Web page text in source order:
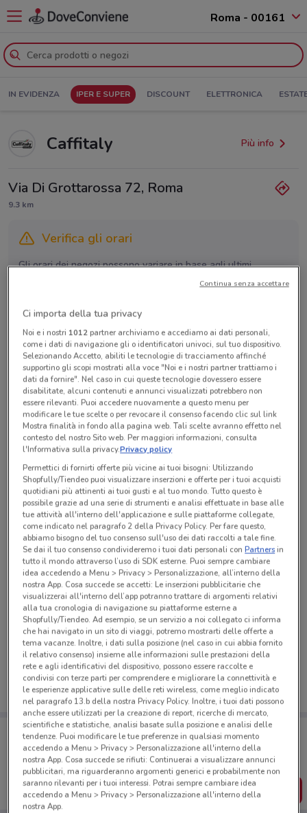
Roma - 00161
IN EVIDENZA IPER E SUPER DISCOUNT ELETTRONICA
Caffitaly Più info
Via Di Grottarossa 72, Roma
9.3 km
Verifica gli orari
Gli orari dei negozi possono variare in base agli ultimi
provvedimenti regionali o nazionali. Verifica l’accuratezza
Chiama il negozio
Lunedì n.d.
Martedì n.d.
Mercoledì n.d.
Giovedì n.d.
Venerdì n.d.
Sabato n.d.
Domenica n.d.
06 31076355
Tutte le promozioni di questo negozio
Ci dispiace, al momento non abbiamo pubblicato
volantini nella tua zona. Riprova più tardi.
Porta DoveConviene sempre con te!
Puoi trovare le migliori offerte dei negozi vicino a te,
salvarle e creare la tua lista del risparmio, comodamente
dal tuo cellulare.
SCARICA L’APP
Ci importa della tua privacy
Noi e i nostri 1012partner archiviamo e accediamo ai dati personali,
come i dati di navigazione gli o identificatori univoci, sul tuo dispositivo.
Selezionando Accetto, abiliti le tecnologie di tracciamento affinché
supportino gli scopi mostrati alla voce "Noi e i nostri partner trattiamo i
dati da fornire". Nel caso in cui queste tecnologie dovessero essere
disabilitate, alcuni contenuti e annunci visualizzati potrebbero non
essere rilevanti. Puoi accedere nuovamente a questo menu per
modificare le tue scelte o per revocare il consenso facendo clic sul link
Mostra finalità in fondo alla pagina web. Tali scelte avranno effetto nel
contesto del nostro Sito web. Per maggiori informazioni, consulta
l'Informativa sulla privacy.Privacy policy
Permettici di fornirti offerte più vicine ai tuoi bisogni: Utilizzando
Shopfully/Tiendeo puoi visualizzare inserzioni e offerte per i tuoi acquisti
quotidiani più attinenti ai tuoi gusti e al tuo mondo. Tutto questo è
possibile grazie ad una serie di strumenti e analisi effettuate in base alle
tue attività all'interno dell'applicazione e sulle piattaforme collegate,
come indicato nel paragrafo 2 della Privacy Policy. Per fare questo,
abbiamo bisogno del tuo consenso sull'uso dei dati raccolti a tale fine.
Se dai il tuo consenso condivideremo i tuoi dati personali conPartnersin
tutto il mondo attraverso l’uso di SDK esterne. Puoi sempre cambiare
idea accedendo a Menu > Privacy > Personalizzazione, all’interno della
nostra App. Cosa succede se accetti: Le inserzioni pubblicitarie che
visualizzerai all'interno dell’app potranno trattare di argomenti relativi
alla tua cronologia di navigazione su piattaforme esterne a
Shopfully/Tiendeo. Ad esempio, se un servizio a noi collegato ci informa
che hai navigato in un sito di viaggi, potremo mostrarti delle offerte a
tema vacanze. Inoltre, i dati sulla posizione (nel caso in cui abbia fornito
il relativo consenso) insieme alle informazioni sulle prestazioni della
rete e agli identificativi del dispositivo, possono essere raccolte e
condivisi con terze parti per comprendere e migliorare la connettività e
le esperienze applicative sulle delle reti wireless, come meglio indicato
nel paragrafo 13.b della nostra Privacy Policy. Inoltre, i tuoi dati possono
anche essere utilizzati per la creazione di report, ricerche di mercato,
scientifiche e statistiche, analisi basate sulla posizione e analisi delle
tendenze. Puoi modificare le tue preferenze in qualsiasi momento
accedendo a Menu > Privacy > Personalizzazione all'interno della
nostra App. Cosa succede se rifiuti: Continuerai a visualizzare annunci
pubblicitari, ma riguarderanno argomenti generici e probabilmente non
saranno rilevanti per i tuoi interessi. Potrai sempre cambiare idea
accedendo a Menu > Privacy > Personalizzazione all'interno della
nostra App.
Continua senza accettare